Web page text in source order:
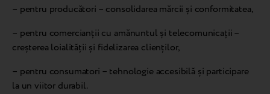
– pentru producători – consolidarea mărcii și conformitatea,
– pentru comercianții cu amănuntul și telecomunicații –
creșterea loialității și fidelizarea clienților,
– pentru consumatori – tehnologie accesibilă și participare
la un viitor durabil.